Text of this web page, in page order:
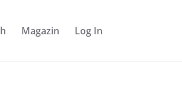
Magazin Log In